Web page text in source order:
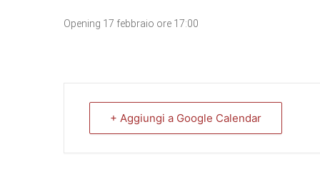
Opening 17 febbraio ore 17:00
+ Aggiungi a Google Calendar